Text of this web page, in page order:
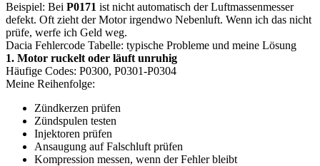
Beispiel: Bei P0171 ist nicht automatisch der Luftmassenmesser
defekt. Oft zieht der Motor irgendwo Nebenluft. Wenn ich das nicht
prüfe, werfe ich Geld weg.
Dacia Fehlercode Tabelle: typische Probleme und meine Lösung
1. Motor ruckelt oder läuft unruhig
Häufige Codes: P0300, P0301-P0304
Meine Reihenfolge:
Zündkerzen prüfen
Zündspulen testen
Injektoren prüfen
Ansaugung auf Falschluft prüfen
Kompression messen, wenn der Fehler bleibt